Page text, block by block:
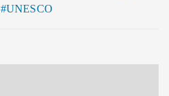
#UNESCO